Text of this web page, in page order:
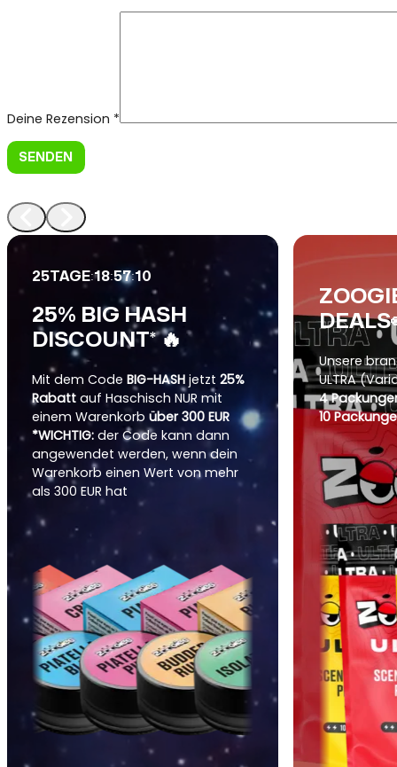
Deine Rezension *
25TAGE:18:57:09
25% BIG HASH
DISCOUNT* 🔥
Mit dem CodeBIG-HASHjetzt25%
Rabatt auf Haschisch NUR mit
einem Warenkorbüber 300 EUR
*WICHTIG: der Code kann dann
angewendet werden, wenn dein
Warenkorb einen Wert von mehr
als 300 EUR hat
Unsere
ULTRA
4
10